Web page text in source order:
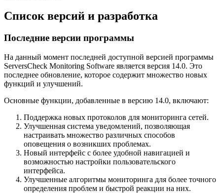
Список версий и разработка
Последние версии программы
На данный момент последней доступной версией программы
ServersCheck Monitoring Software является версия 14.0. Это
последнее обновление, которое содержит множество новых
функций и улучшений.
Основные функции, добавленные в версию 14.0, включают:
Поддержка новых протоколов для мониторинга сетей.
Улучшенная система уведомлений, позволяющая
настраивать множество различных способов
оповещения о возникших проблемах.
Новый интерфейс с более удобной навигацией и
возможностью настройки пользовательского
интерфейса.
Улучшенные алгоритмы мониторинга для более точного
определения проблем и быстрой реакции на них.